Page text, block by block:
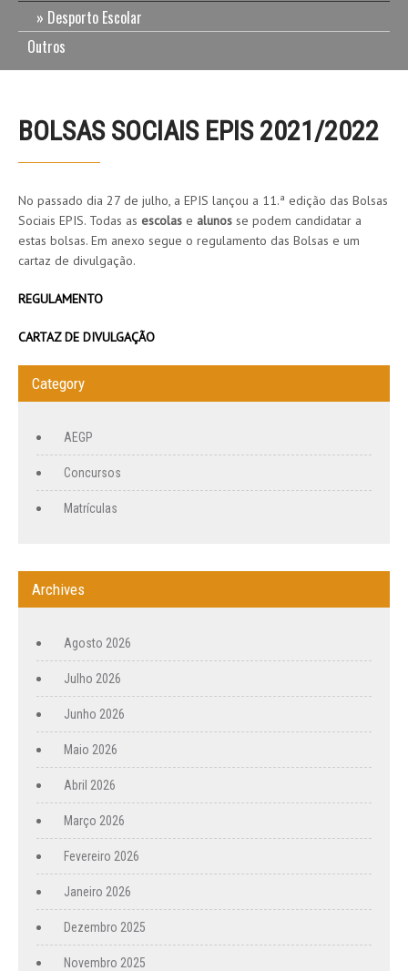
Desporto Escolar
Outros
BOLSAS SOCIAIS EPIS 2021/2022
No passado dia 27 de julho, a EPIS lançou a 11.ª edição das Bolsas
Sociais EPIS. Todas as escolas e alunos se podem candidatar a
estas bolsas. Em anexo segue o regulamento das Bolsas e um
cartaz de divulgação.
REGULAMENTO
CARTAZ DE DIVULGAÇÃO
Category
AEGP
Concursos
Matrículas
Archives
Agosto 2026
Julho 2026
Junho 2026
Maio 2026
Abril 2026
Março 2026
Fevereiro 2026
Janeiro 2026
Dezembro 2025
Novembro 2025